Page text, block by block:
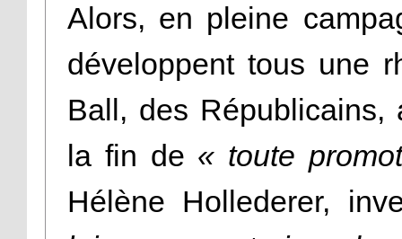
Alors, en pleine
développent tous une
Ball, des Républicains,
la fin de « toute
Hélène Hollederer,